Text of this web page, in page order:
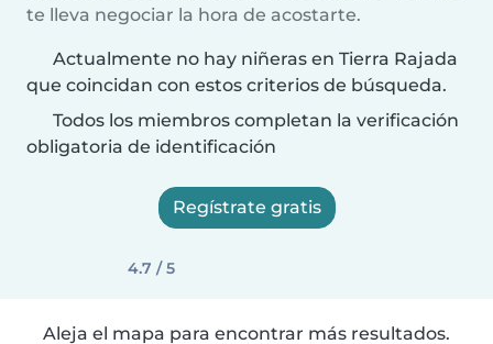
te lleva negociar la hora de acostarte.
Actualmente no hay niñeras en Tierra Rajada
que coincidan con estos criterios de búsqueda.
Todos los miembros completan la verificación
obligatoria de identificación
Regístrate gratis
4.7 / 5
Aleja el mapa para encontrar más resultados.